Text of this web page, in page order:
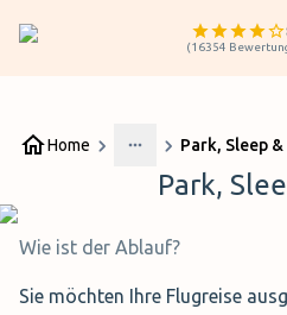
(16354
Home
More
Park, Sleep &
Park,
Wie ist der Ablauf?
Sie möchten Ihre Flugreise